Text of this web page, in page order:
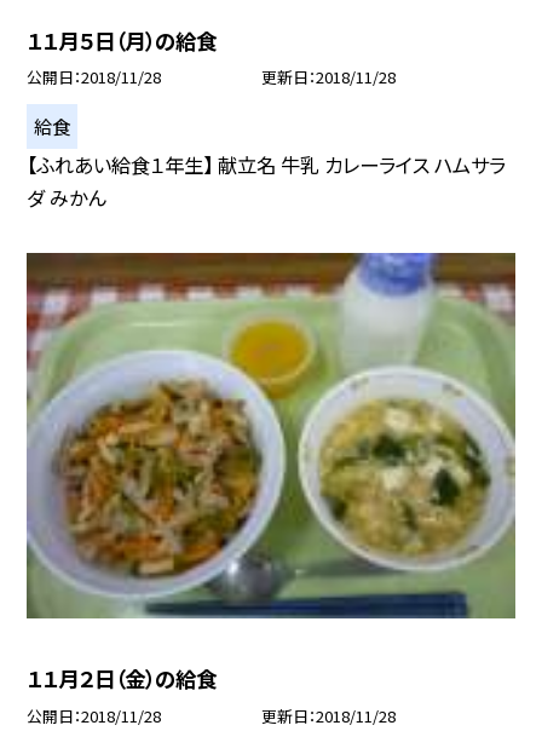
１１月５日（月）の給食
公開日 2018/11/28 更新日 2018/11/28
給食
【ふれあい給食１年生】 献立名 牛乳 カレーライス ハムサラ
ダ みかん
１１月２日（金）の給食
公開日 2018/11/28 更新日 2018/11/28